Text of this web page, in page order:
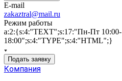
E-mail
zakaztral@mail.ru
Режим работы
a:2:{s:4:"TEXT";s:17:"Пн-Пт 10:00-
18:00";s:4:"TYPE";s:4:"HTML";}
Подать заявку
Компания